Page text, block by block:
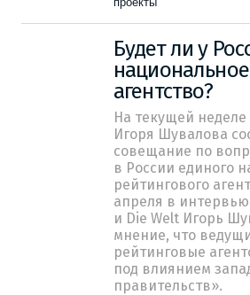
Будет ли у
агентство?
На текущей
Игоря Шувалова
совещание по
в России единого
рейтингового
апреля в
и Die Welt Игорь
мнение, что
рейтинговые
под влиянием
правительств».